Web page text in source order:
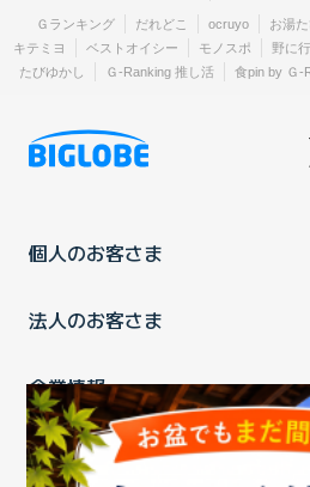
Ｇランキング だれどこ ocruyo お湯
キテミヨ
ベストオイシー モノスポ 野に行
たびゆかし
Ｇ-Ranking 推し活 食pin by Ｇ-
個人のお客さま
法人のお客さま
企業情報
ご利用中の方